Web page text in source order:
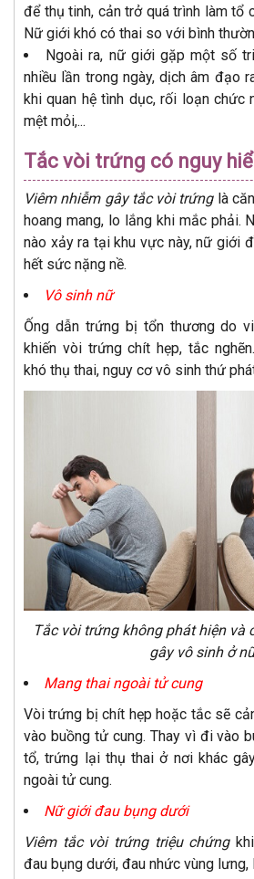
để thụ tinh, cản trở quá trình làm tổ
Nữ giới khó có thai so với bình
Ngoài ra, nữ giới gặp một số
nhiều lần trong ngày, dịch âm đạo
khi quan hệ tình dục, rối loạn chức
mệt mỏi,...
Tắc vòi trứng có nguy
Viêm nhiễm gây tắc vòi trứnglà
hoang mang, lo lắng khi mắc phải.
nào xảy ra tại khu vực này, nữ giới
hết sức nặng nề.
Vô sinh nữ
Ống dẫn trứng bị tổn thương do
khiến vòi trứng chít hẹp, tắc
khó thụ thai, nguy cơ vô sinh thứ
Tắc vòi trứng không phát hiện và
gây vô sinh ở
Mang thai ngoài tử cung
Vòi trứng bị chít hẹp hoặc tắc sẽ
vào buồng tử cung. Thay vì đi vào
tổ, trứng lại thụ thai ở nơi khác
ngoài tử cung.
Nữ giới đau bụng dưới
Viêm tắc vòi trứng triệu chứng
đau bụng dưới, đau nhức vùng lưng,